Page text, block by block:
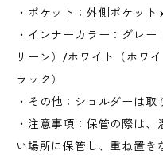
・ポケット：外側ポケット
・インナーカラー：グレ
リーン）/ホワイト（ホワ
ラック）
・その他：ショルダーは取
・注意事項：保管の際は
い場所に保管し、重ね置き